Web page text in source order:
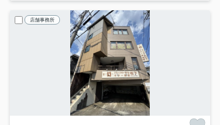
店舗事務所